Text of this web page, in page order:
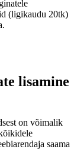
(ligikaudu 20tk)
lisamine
on võimalik
saama